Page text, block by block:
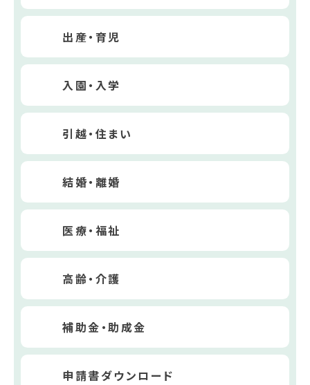
出産・育児
入園・入学
引越・住まい
結婚・離婚
医療・福祉
高齢・介護
補助金・助成金
申請書ダウンロード